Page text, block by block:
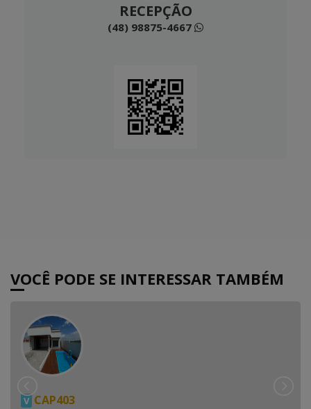
RECEPÇÃO
(48) 98875-4667
VOCÊ PODE SE INTERESSAR TAMBÉM
V CAP403